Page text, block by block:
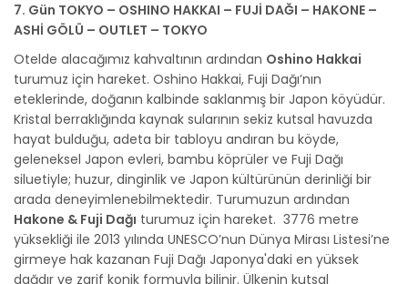
7. Gün TOKYO – OSHINO HAKKAI – FUJİ DAĞI – HAKONE –
ASHİ GÖLÜ – OUTLET – TOKYO
Otelde alacağımız kahvaltının ardından Oshino Hakkai
turumuz için hareket. Oshino Hakkai, Fuji Dağı’nın
eteklerinde, doğanın kalbinde saklanmış bir Japon köyüdür.
Kristal berraklığında kaynak sularının sekiz kutsal havuzda
hayat bulduğu, adeta bir tabloyu andıran bu köyde,
geleneksel Japon evleri, bambu köprüler ve Fuji Dağı
siluetiyle; huzur, dinginlik ve Japon kültürünün derinliği bir
arada deneyimlenebilmektedir. Turumuzun ardından
Hakone & Fuji Dağı turumuz için hareket. 3776 metre
yüksekliği ile 2013 yılında UNESCO’nun Dünya Mirası Listesi’ne
girmeye hak kazanan Fuji Dağı Japonya'daki en yüksek
dağdır ve zarif konik formuyla bilinir. Ülkenin kutsal